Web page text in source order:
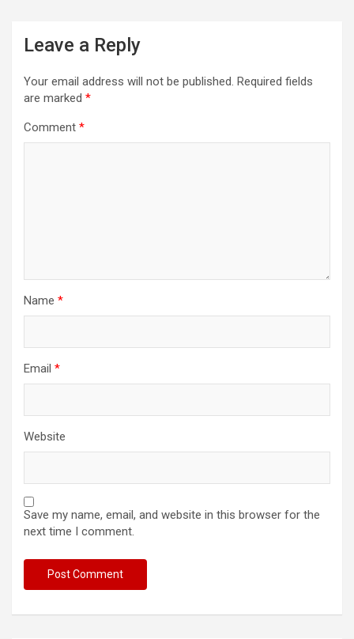
Leave a Reply
Your email address will not be published. Required fields
are marked *
Comment *
Name *
Email *
Website
Save my name, email, and website in this browser for the
next time I comment.